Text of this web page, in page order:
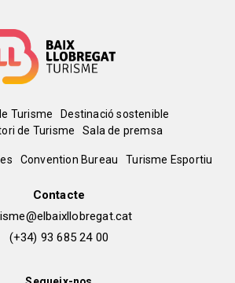
Turisme
Destinació sostenible
de Turisme
Sala de premsa
Convention Bureau Turisme Esportiu
Contacte
(+34) 93 685 24 00